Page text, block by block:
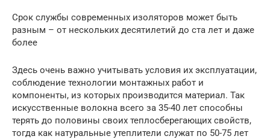
Срок службы современных изоляторов может быть
разным – от нескольких десятилетий до ста лет и даже
более
Здесь очень важно учитывать условия их эксплуатации,
соблюдение технологии монтажных работ и
компоненты, из которых производится материал. Так
искусственные волокна всего за 35-40 лет способны
терять до половины своих теплосберегающих свойств,
тогда как натуральные утеплители служат по 50-75 лет